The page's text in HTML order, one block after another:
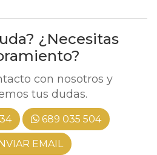
¿Necesitas
con nosotros y
tus dudas.
689 035 504
EMAIL